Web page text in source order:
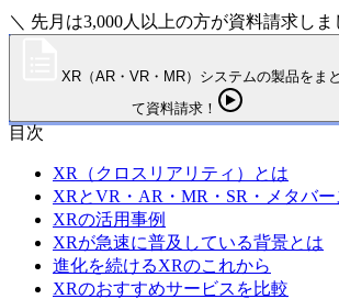
＼ 先月は3,000人以上の方が資料請求しま
XR（AR・VR・MR）システムの製品をま
て資料請求！
目次
XR（クロスリアリティ）とは
XRとVR・AR・MR・SR・メタバ
XRの活用事例
XRが急速に普及している背景とは
進化を続けるXRのこれから
XRのおすすめサービスを比較